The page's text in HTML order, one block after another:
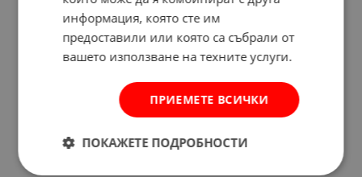
информация, която сте им
предоставили или която са събрали от
вашето използване на техните услуги.
ПРИЕМЕТЕ ВСИЧКИ
ПОКАЖЕТЕ ПОДРОБНОСТИ